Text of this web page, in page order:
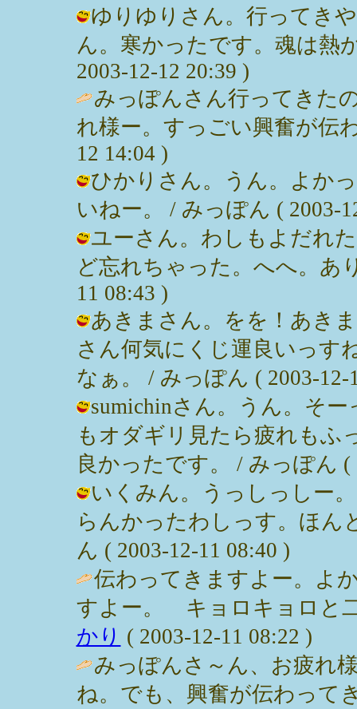
ゆりゆりさん。行ってき
ん。寒かったです。魂は熱
2003-12-12 20:39 )
みっぽんさん行ってきた
れ様ー。すっごい興奮が伝
12 14:04 )
ひかりさん。うん。よか
いねー。 / みっぽん ( 2003-
ユーさん。わしもよだれ
ど忘れちゃった。へへ。あ
11 08:43 )
あきまさん。をを！あき
さん何気にくじ運良いっす
なぁ。 / みっぽん ( 2003-12-
sumichinさん。うん。そ
もオダギリ見たら疲れもふ
良かったです。 / みっぽん (
いくみん。うっしっしー
らんかったわしっす。ほん
ん ( 2003-12-11 08:40 )
伝わってきますよー。よ
すよー。 キョロキョロと
かり ( 2003-12-11 08:22 )
みっぽんさ～ん、お疲れ
ね。でも、興奮が伝わって